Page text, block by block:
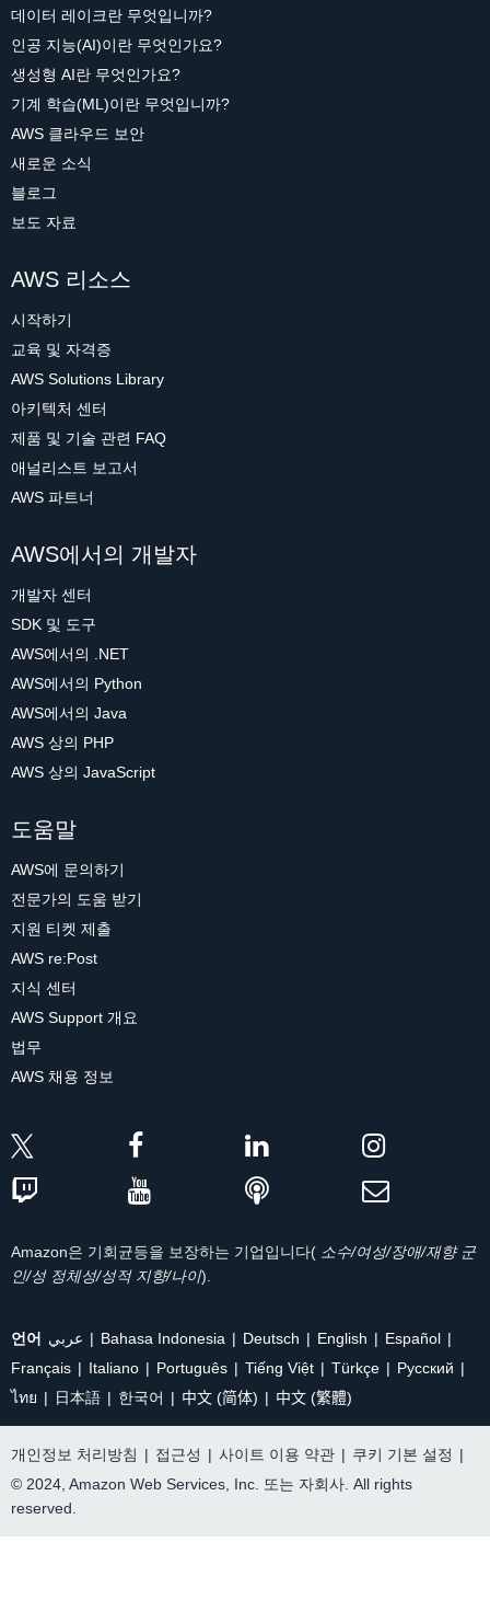
데이터 레이크란 무엇입니까?
인공 지능(AI)이란 무엇인가요?
생성형 AI란 무엇인가요?
기계 학습(ML)이란 무엇입니까?
AWS 클라우드 보안
새로운 소식
블로그
보도 자료
AWS 리소스
시작하기
교육 및 자격증
AWS Solutions Library
아키텍처 센터
제품 및 기술 관련 FAQ
애널리스트 보고서
AWS 파트너
AWS에서의 개발자
개발자 센터
SDK 및 도구
AWS에서의 .NET
AWS에서의 Python
AWS에서의 Java
AWS 상의 PHP
AWS 상의 JavaScript
도움말
AWS에 문의하기
전문가의 도움 받기
지원 티켓 제출
AWS re:Post
지식 센터
AWS Support 개요
법무
AWS 채용 정보
Amazon은 기회균등을 보장하는 기업입니다( 소수/여성/장애/재향 군
인/성 정체성/성적 지향/나이).
언어 عربي Bahasa Indonesia Deutsch English
Español
Français
Italiano Português Tiếng Việt Türkçe
Ρусский
ไทย
日本語 한국어 中文 (简体) 中文 (繁體)
개인정보 처리방침 | 접근성 | 사이트 이용 약관 | 쿠키 기본 설정 |
© 2024, Amazon Web Services, Inc. 또는 자회사. All rights
reserved.